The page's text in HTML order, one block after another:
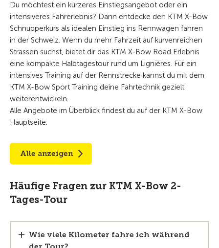
Du möchtest ein kürzeres Einstiegsangebot oder ein
intensiveres Fahrerlebnis? Dann entdecke den KTM X-Bow
Schnupperkurs als idealen Einstieg ins Rennwagen fahren
in der Schweiz. Wenn du mehr Fahrzeit auf kurvenreichen
Strassen suchst, bietet dir das KTM X-Bow Road Erlebnis
eine kompakte Halbtagestour rund um Lignières. Für ein
intensives Training auf der Rennstrecke kannst du mit dem
KTM X-Bow Sport Training deine Fahrtechnik gezielt
weiterentwickeln.
Alle Angebote im Überblick findest du auf der KTM X-Bow
Hauptseite.
Alle anzeigen
Häufige Fragen zur KTM X-Bow 2-
Tages-Tour
Wie viele Kilometer fahre ich während